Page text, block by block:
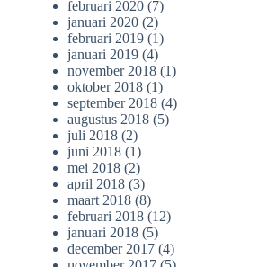
februari 2020 (7)
januari 2020 (2)
februari 2019 (1)
januari 2019 (4)
november 2018 (1)
oktober 2018 (1)
september 2018 (4)
augustus 2018 (5)
juli 2018 (2)
juni 2018 (1)
mei 2018 (2)
april 2018 (3)
maart 2018 (8)
februari 2018 (12)
januari 2018 (5)
december 2017 (4)